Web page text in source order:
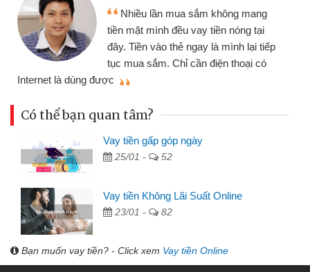
sắm không mang
vay tiền nóng tại
ngay là mình lại tiếp
cần điện thoại có
nhiều lúc cần vốn
đến website qua bạn
đã giải quyết được
Có thể bạn quan tâm?
Vay tiền gấp góp ngày
25/01 - 52
Vay tiền Không Lãi Suất Online
23/01 - 82
Bạn muốn vay tiền? - Click xem Vay tiền Online